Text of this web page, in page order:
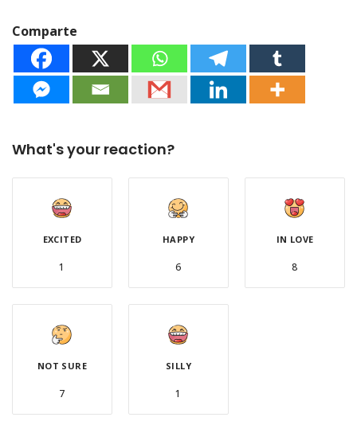
Comparte
What's your reaction?
EXCITED
1
HAPPY
6
IN LOVE
8
NOT SURE
7
SILLY
1